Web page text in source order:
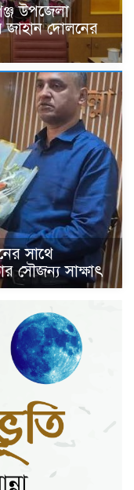
উপজেলা
জাহান দোলনের
সাথে
সৌজন্য সাক্ষাৎ